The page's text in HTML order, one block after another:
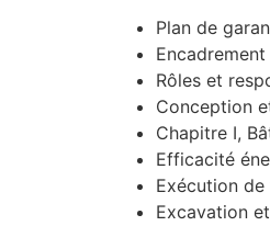
Plan de
Rôles et
Conception
Chapitre I,
Efficacité
Exécution
Excavation